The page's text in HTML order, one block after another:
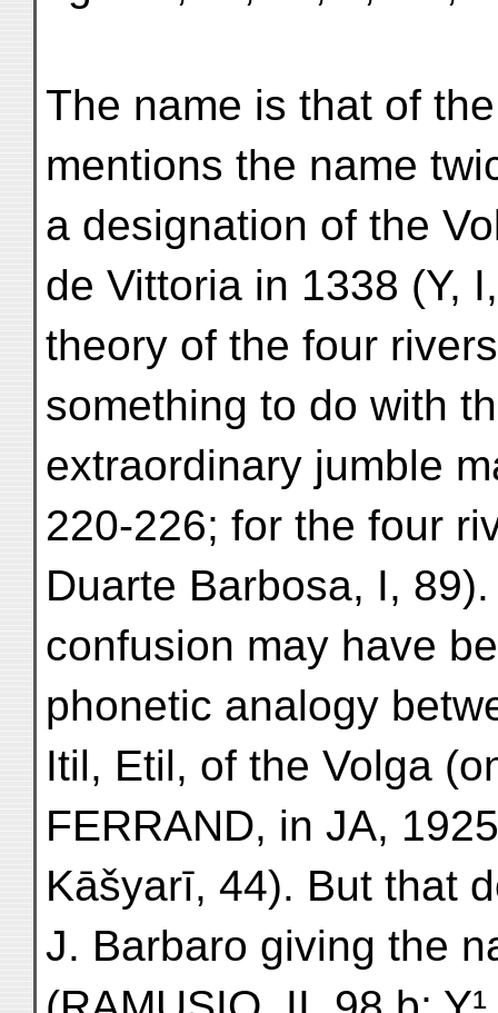
The name is that of
mentions the name
a designation of the
de Vittoria in 1338 (Y,
theory of the four
something to do with
extraordinary jumble
220-226; for the four
Duarte Barbosa, I,
confusion may have
phonetic analogy
Itil, Etil, of the Volga
FERRAND, in JA,
Kāšyarī, 44). But that
J. Barbaro giving the